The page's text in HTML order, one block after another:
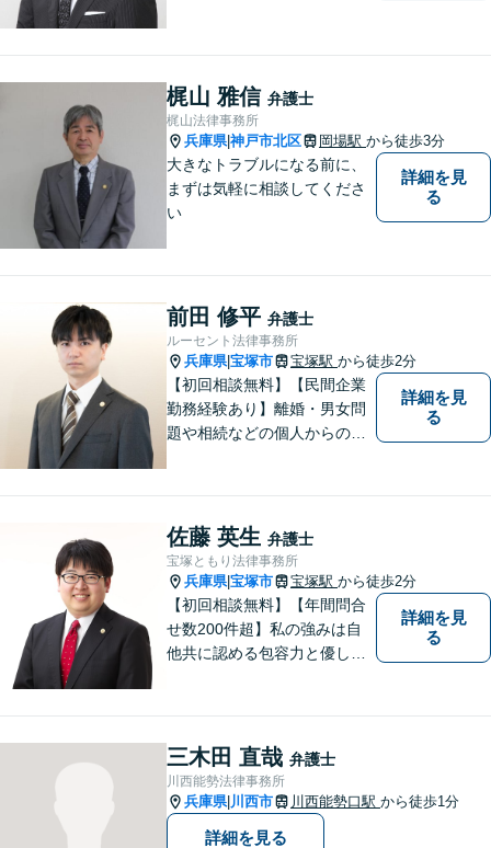
梶山 雅信 弁護士
梶山法律事務所
兵庫県|神戸市北区 岡場駅 から徒歩3分
大きなトラブルになる前に、
まずは気軽に相談してくださ
い
詳細を見
る
前田 修平 弁護士
ルーセント法律事務所
兵庫県|宝塚市 宝塚駅 から徒歩2分
【初回相談無料】【民間企業
勤務経験あり】離婚・男女問
題や相続などの個人からのご
不安を和らげられるように丁
寧に向き合います【夜間・休
日面談可】
詳細を見
る
佐藤 英生 弁護士
宝塚ともり法律事務所
兵庫県|宝塚市 宝塚駅 から徒歩2分
【初回相談無料】【年間問合
せ数200件超】私の強みは自
他共に認める包容力と優しさ
お一人で悩まずに、一度ご相
談にいらしてください。【現
役非常勤裁判官】【宝塚駅徒
歩3分】
詳細を見
る
三木田 直哉 弁護士
川西能勢法律事務所
兵庫県| 川西市 川西能勢口駅 から徒歩1分
詳細を見る